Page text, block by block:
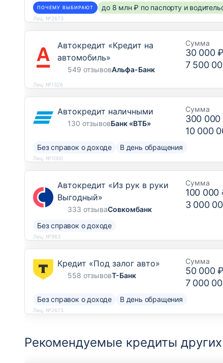
ПОЧЕМУ ВЫБИРАЮТ до 8 млн ₽ по паспорту и
Лиц. №2673
Автокредит «Кредит на
автомобиль»
549 отзывовАльфа-Банк
Сумма
30 000 ₽
7 500
Лиц. №1326
Автокредит наличными
130 отзывовБанк «ВТБ»
Сумма
300 000
10 000
Без справок о доходе В день обращения
Лиц. №1000
Автокредит «Из рук в руки
Выгодный»
333 отзываСовкомбанк
Сумма
100 000
3 000
Без справок о доходе
Лиц. №963
Кредит «Под залог авто»
558 отзывовТ-Банк
Сумма
50 000 ₽
7 000
Без справок о доходе В день обращения
Лиц. №2673
Рекомендуемые кредиты